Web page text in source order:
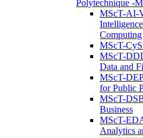
Polytechnique -
MScT-AI-
Computing
MScT-
MScT-
Data and
MScT-
for Public
MScT-
Business
MScT-
Analytics